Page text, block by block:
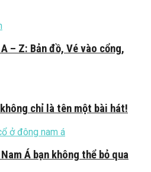
– Z: Bản đồ, Vé vào cổng,
chỉ là tên một bài hát!
Á bạn không thể bỏ qua